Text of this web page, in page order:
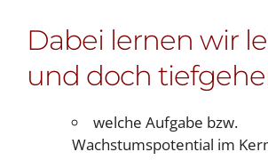
Dabei lernen wir
und doch
welche Aufgabe bzw.
Wachstumspotential im